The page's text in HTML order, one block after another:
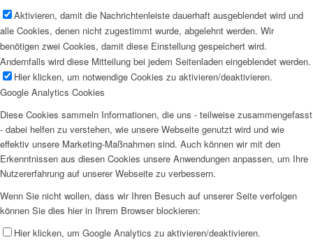
Aktivieren, damit die Nachrichtenleiste dauerhaft ausgeblendet wird und
alle Cookies, denen nicht zugestimmt wurde, abgelehnt werden. Wir
benötigen zwei Cookies, damit diese Einstellung gespeichert wird.
Andernfalls wird diese Mitteilung bei jedem Seitenladen eingeblendet werden.
Hier klicken, um notwendige Cookies zu aktivieren/deaktivieren.
Google Analytics Cookies
Diese Cookies sammeln Informationen, die uns - teilweise zusammengefasst
- dabei helfen zu verstehen, wie unsere Webseite genutzt wird und wie
effektiv unsere Marketing-Maßnahmen sind. Auch können wir mit den
Erkenntnissen aus diesen Cookies unsere Anwendungen anpassen, um Ihre
Nutzererfahrung auf unserer Webseite zu verbessern.
Wenn Sie nicht wollen, dass wir Ihren Besuch auf unserer Seite verfolgen
können Sie dies hier in Ihrem Browser blockieren:
Hier klicken, um Google Analytics zu aktivieren/deaktivieren.